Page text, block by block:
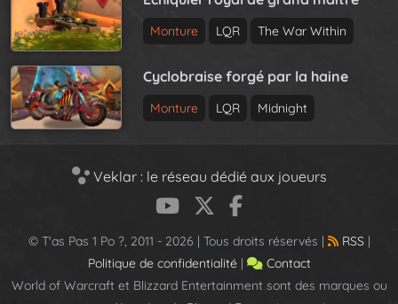
Monture LQR The War Within
Cyclobraise forgé par la haine
Monture LQR Midnight
Veklar : le réseau dédié aux joueurs
© T'as Pas 1 Po ?, 2011 - 2026 | Tous droits réservés | RSS|
Politique de confidentialité|
Contact
World of Warcraft et Blizzard Entertainment sont des marques ou